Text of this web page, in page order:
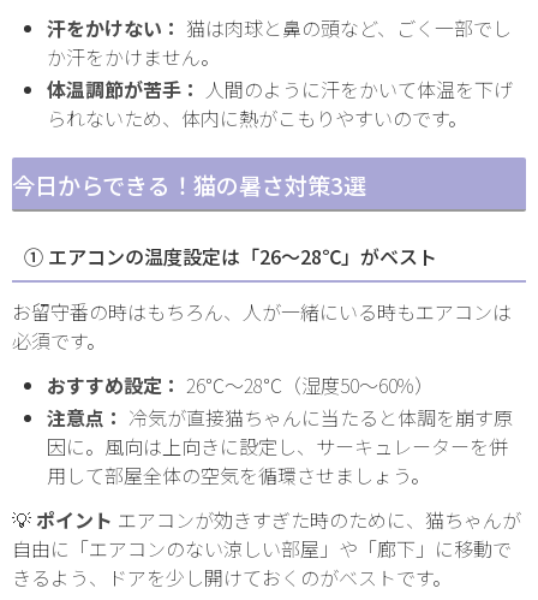
汗をかけない： 猫は肉球と鼻の頭など、ごく一部でし
か汗をかけません。
体温調節が苦手： 人間のように汗をかいて体温を下げ
られないため、体内に熱がこもりやすいのです。
今日からできる！猫の暑さ対策3選
① エアコンの温度設定は「26〜28℃」がベスト
お留守番の時はもちろん、人が一緒にいる時もエアコンは
必須です。
おすすめ設定： 26℃〜28℃（湿度50〜60%）
注意点： 冷気が直接猫ちゃんに当たると体調を崩す原
因に。風向は上向きに設定し、サーキュレーターを併
用して部屋全体の空気を循環させましょう。
💡 ポイント エアコンが効きすぎた時のために、猫ちゃんが
自由に「エアコンのない涼しい部屋」や「廊下」に移動で
きるよう、ドアを少し開けておくのがベストです。